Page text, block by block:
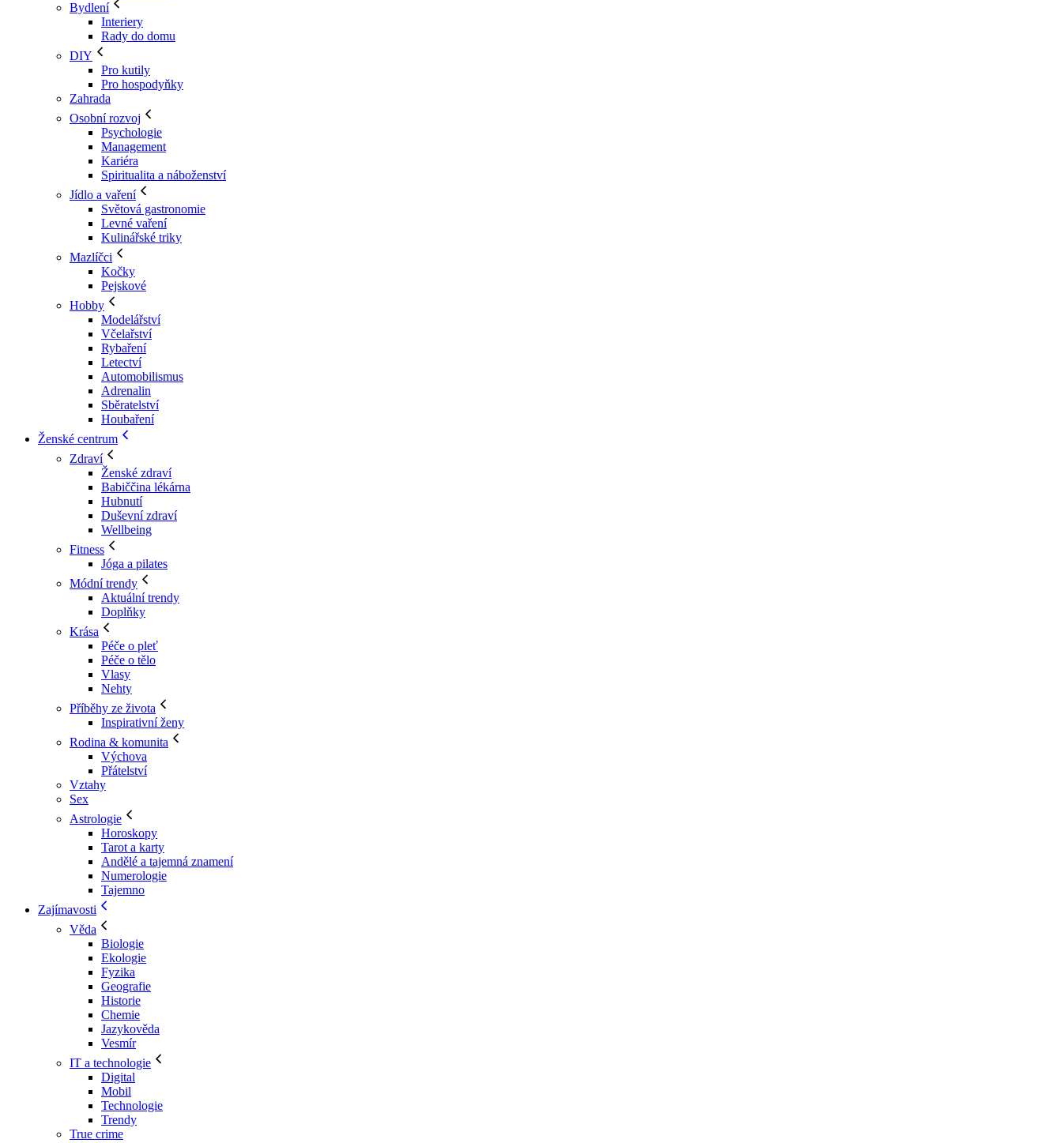
Bydlení
Interiery
Rady do domu
DIY
Pro kutily
Pro hospodyňky
Zahrada
Osobní rozvoj
Psychologie
Management
Kariéra
Spiritualita a náboženství
Jídlo a vaření
Světová gastronomie
Levné vaření
Kulinářské triky
Mazlíčci
Kočky
Pejskové
Hobby
Modelářství
Včelařství
Rybaření
Letectví
Automobilismus
Adrenalin
Sběratelství
Houbaření
Ženské centrum
Zdraví
Ženské zdraví
Babiččina lékárna
Hubnutí
Duševní zdraví
Wellbeing
Fitness
Jóga a pilates
Módní trendy
Aktuální trendy
Doplňky
Krása
Péče o pleť
Péče o tělo
Vlasy
Nehty
Příběhy ze života
Inspirativní ženy
Rodina & komunita
Výchova
Přátelství
Vztahy
Sex
Astrologie
Horoskopy
Tarot a karty
Andělé a tajemná znamení
Numerologie
Tajemno
Zajímavosti
Věda
Biologie
Ekologie
Fyzika
Geografie
Historie
Chemie
Jazykověda
Vesmír
IT a technologie
Digital
Mobil
Technologie
Trendy
True crime